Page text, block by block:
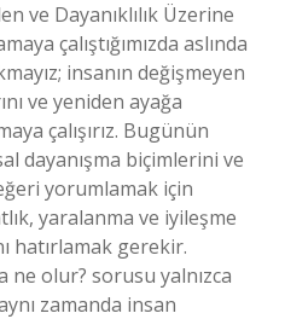
ve Dayanıklılık Üzerine
çalıştığımızda aslında
insanın değişmeyen
ve yeniden ayağa
çalışırız. Bugünün
dayanışma biçimlerini ve
yorumlamak için
yaralanma ve iyileşme
hatırlamak gerekir.
olur? sorusu yalnızca
zamanda insan